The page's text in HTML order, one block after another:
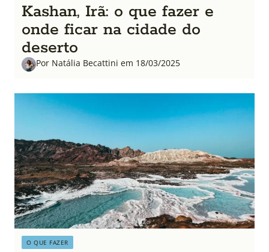
Kashan, Irã: o que fazer e
onde ficar na cidade do
deserto
Por Natália Becattini em 18/03/2025
O QUE FAZER